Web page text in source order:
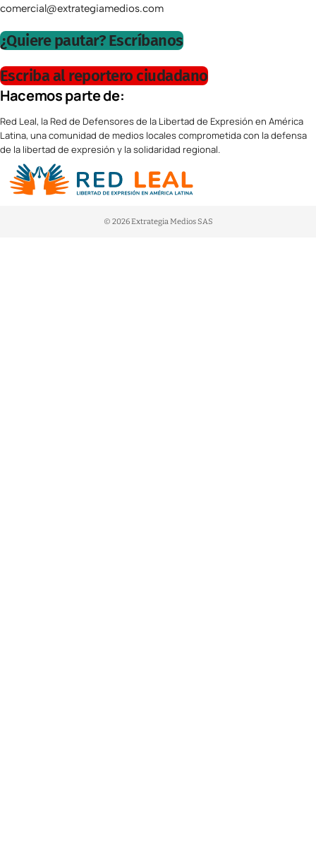
comercial@extrategiamedios.com
¿Quiere pautar? Escríbanos
Escriba al reportero ciudadano
Hacemos parte de:
Red Leal, la Red de Defensores de la Libertad de Expresión en América
Latina, una comunidad de medios locales comprometida con la defensa
de la libertad de expresión y la solidaridad regional.
© 2026 Extrategia Medios SAS